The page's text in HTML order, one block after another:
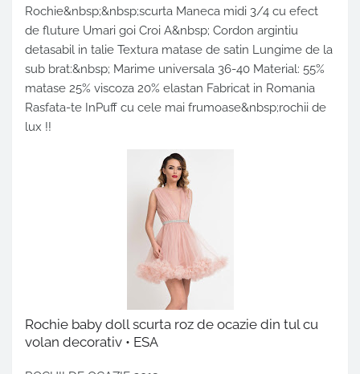
Rochie&nbsp;&nbsp;scurta Maneca midi 3/4 cu efect
de fluture Umari goi Croi A&nbsp; Cordon argintiu
detasabil in talie Textura matase de satin Lungime de la
sub brat:&nbsp; Marime universala 36-40 Material: 55%
matase 25% viscoza 20% elastan Fabricat in Romania
Rasfata-te InPuff cu cele mai frumoase&nbsp;rochii de
lux !!
Rochie baby doll scurta roz de ocazie din tul cu
volan decorativ • ESA